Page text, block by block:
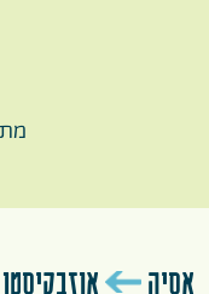
אסיה אוזבקיסטן